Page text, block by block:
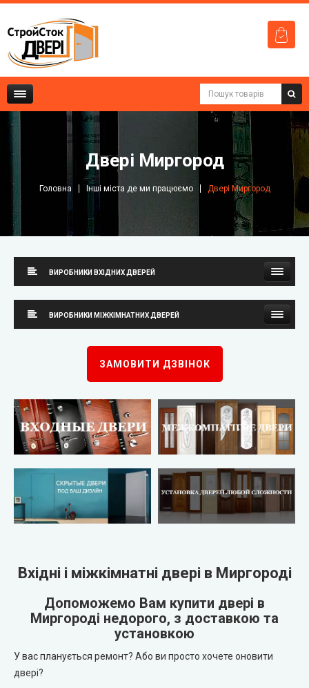
Двері Миргород
Головна Інші міста де ми працюємо Двері Миргород
ВИРОБНИКИ ВХІДНИХ ДВЕРЕЙ
Стильні двері
Arma (Арма)
STRAJ (Страж)
Qdoors (Кью Дорс)
FORT (Форт)
REDFORT (Редфорт)
Abwehr (Абвер)
ВИРОБНИКИ МІЖКІМНАТНИХ ДВЕРЕЙ
Neman (Неман)
New Style (Новий Стиль)
Оміс
KORFAD (Корфад)
Korfad Express (Корфад Експрес)
Korfad Excellence (фарба)
Papa Carlo (Папа Карло)
Leador Express (Леадор Експрес)
ЗАМОВИТИ ДЗВІНОК
Вхідні і міжкімнатні двері в Миргороді
Допоможемо Вам купити двері в
Миргороді недорого, з доставкою та
установкою
У вас планується ремонт? Або ви просто хочете оновити
двері?